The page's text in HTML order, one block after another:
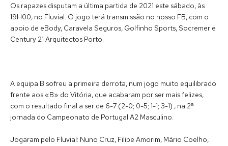
Os rapazes disputam a última partida de 2021 este sábado, às
19H00, no Fluvial. O jogo terá transmissão no nosso FB, com o
apoio de eBody, Caravela Seguros, Golfinho Sports, Socremer e
Century 21 Arquitectos Porto.
A equipa B sofreu a primeira derrota, num jogo muito equilibrado
frente aos «B» do Vitória, que acabaram por ser mais felizes,
com o resultado final a ser de 6-7 (2-0; 0-5; 1-1; 3-1) , na 2ª
jornada do Campeonato de Portugal A2 Masculino.
Jogaram pelo Fluvial: Nuno Cruz, Filipe Amorim, Mário Coelho,